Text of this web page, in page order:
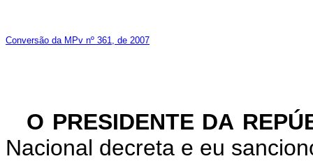
Conversão da MPv nº 361, de 2007
O PRESIDENTE DA
Nacional decreta e eu